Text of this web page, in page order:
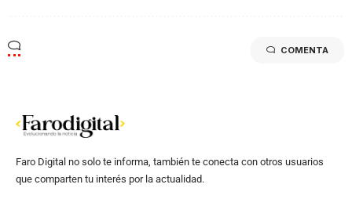
COMENTA
Faro Digital no solo te informa, también te conecta con otros usuarios
que comparten tu interés por la actualidad.